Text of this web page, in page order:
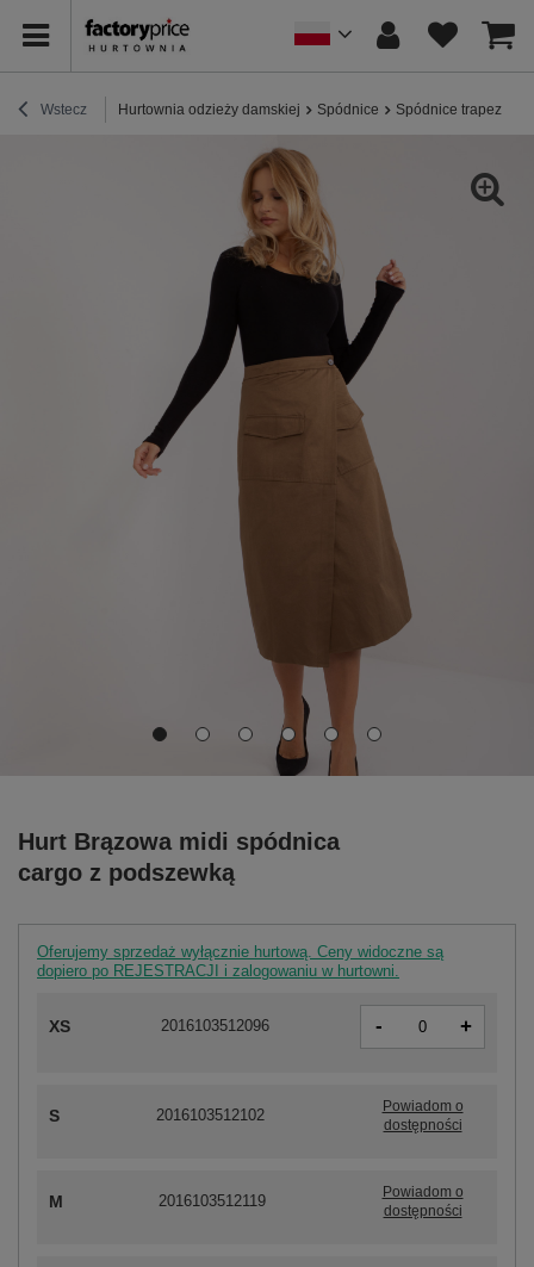
Wstecz Hurtownia odzieży damskiej Spódnice Spódnice trapezowe
Hurt Brązowa midi spódnica
cargo z podszewką
Oferujemy sprzedaż wyłącznie hurtową. Ceny widoczne są
dopiero po REJESTRACJI i zalogowaniu w hurtowni.
XS 2016103512096 - +
S 2016103512102
Powiadom o
dostępności
M 2016103512119
Powiadom o
dostępności